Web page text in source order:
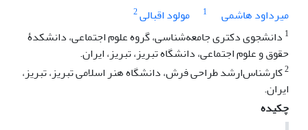
میرداود هاشمی
1 مولود اقبالی2
1 دانشجوی دکتری جامعه‌شناسی، گروه علوم اجتماعی، دانشکدۀ
حقوق و علوم اجتماعی، دانشگاه تبریز، تبریز، ایران.
2کارشناس‌ارشد طراحی فرش، دانشگاه هنر اسلامی تبریز، تبریز،
ایران.
چکیده